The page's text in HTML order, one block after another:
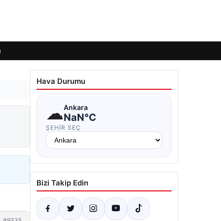
Hava Durumu
☁Ankara
NaN°C
ŞEHIR SEÇ
Bizi Takip Edin